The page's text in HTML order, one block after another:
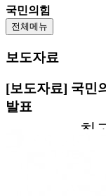
국민의힘
전체메뉴
보도자료
[보도자료] 국민
발표
최